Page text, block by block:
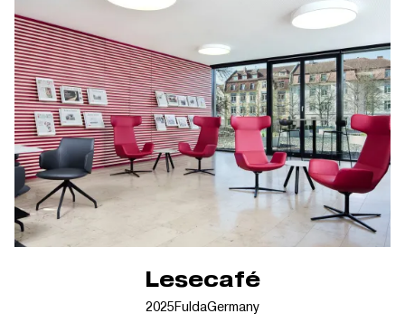
Lesecafé
2025FuldaGermany